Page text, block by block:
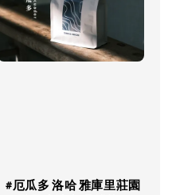
#厄瓜多 洛哈 雅庫里莊園